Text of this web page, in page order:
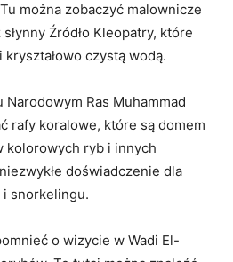
można ‍zobaczyć malownicze
Źródło ⁢Kleopatry, które
⁣czystą wodą.
Ras Muhammad
rafy koralowe, ‍które są ⁢domem
kolorowych ryb i innych
doświadczenie dla
i snorkelingu.
o wizycie w Wadi El-